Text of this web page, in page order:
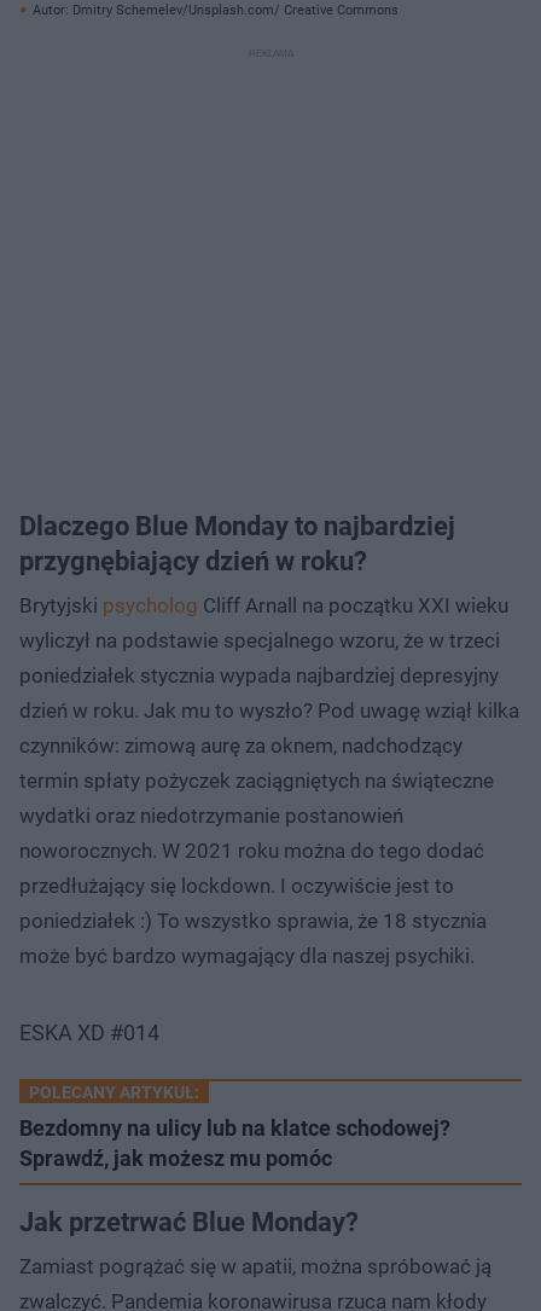
Autor: Dmitry Schemelev/Unsplash.com/ Creative Commons
Dlaczego Blue Monday to najbardziej
przygnębiający dzień w roku?
Brytyjski psycholog Cliff Arnall na początku XXI wieku
wyliczył na podstawie specjalnego wzoru, że w trzeci
poniedziałek stycznia wypada najbardziej depresyjny
dzień w roku. Jak mu to wyszło? Pod uwagę wziął kilka
czynników: zimową aurę za oknem, nadchodzący
termin spłaty pożyczek zaciągniętych na świąteczne
wydatki oraz niedotrzymanie postanowień
noworocznych. W 2021 roku można do tego dodać
przedłużający się lockdown. I oczywiście jest to
poniedziałek :) To wszystko sprawia, że 18 stycznia
może być bardzo wymagający dla naszej psychiki.
ESKA XD #014
POLECANY ARTYKUŁ:
Bezdomny na ulicy lub na klatce schodowej?
Sprawdź, jak możesz mu pomóc
Jak przetrwać Blue Monday?
Zamiast pogrążać się w apatii, można spróbować ją
zwalczyć. Pandemia koronawirusa rzuca nam kłody